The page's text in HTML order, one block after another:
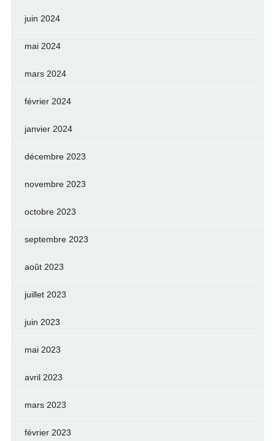
juin 2024
mai 2024
mars 2024
février 2024
janvier 2024
décembre 2023
novembre 2023
octobre 2023
septembre 2023
août 2023
juillet 2023
juin 2023
mai 2023
avril 2023
mars 2023
février 2023